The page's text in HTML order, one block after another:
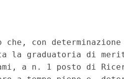
che, con
la graduatoria di
a n. 1 posto di